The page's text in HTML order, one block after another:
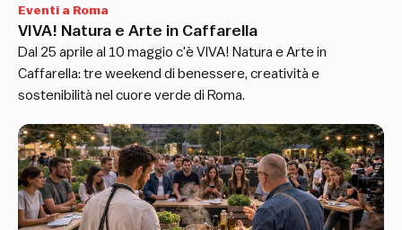
Eventi a Roma
VIVA! Natura e Arte in Caffarella
Dal 25 aprile al 10 maggio c'è VIVA! Natura e Arte in
Caffarella: tre weekend di benessere, creatività e
sostenibilità nel cuore verde di Roma.